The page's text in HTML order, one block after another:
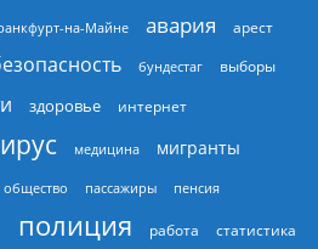
на-Майне авария арест
бундестаг выборы
здоровье интернет
медицина
мигранты
общество пассажиры пенсия
полиция работа статистика